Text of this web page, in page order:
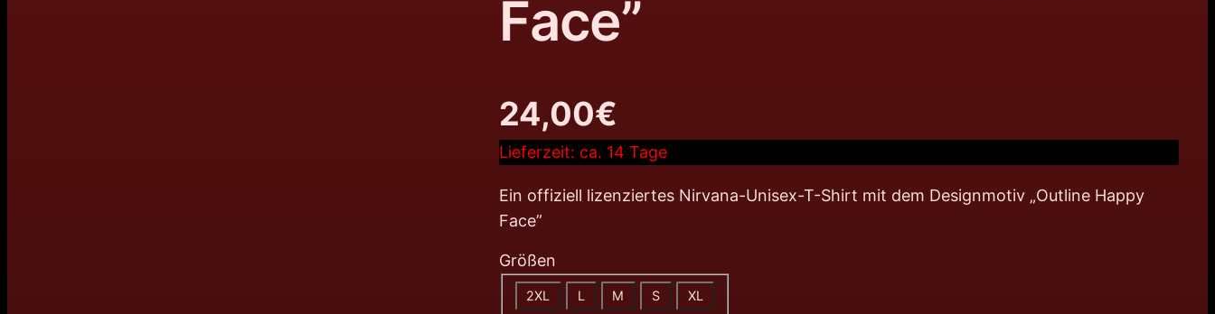
Face”
24,00€
Lieferzeit: ca. 14 Tage
Ein offiziell lizenziertes Nirvana-Unisex-T-Shirt mit dem Designmotiv „Outline Happy
Face”
Größen
2XL L M S XL